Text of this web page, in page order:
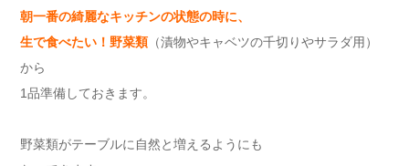
朝一番の綺麗なキッチンの状態の時に、
生で食べたい！野菜類 （漬物やキャベツの千切りやサラダ用）
から
1品準備しておきます。
野菜類がテーブルに自然と増えるようにも